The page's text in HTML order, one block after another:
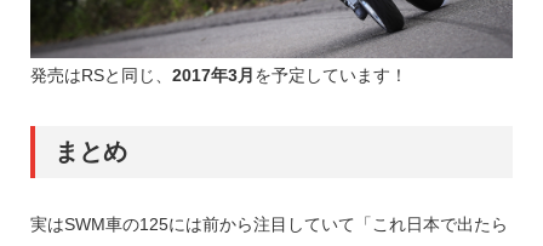
発売はRSと同じ、 2017年3月 を予定しています！
まとめ
実はSWM車の125には前から注目していて「これ日本で出たら